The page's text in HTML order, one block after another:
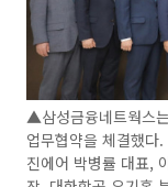
▲삼성금융네트웍스
업무협약을 체결했다
진에어 박병률 대표,